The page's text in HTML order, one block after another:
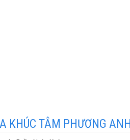
KHÚC TÂM PHƯƠNG ANH